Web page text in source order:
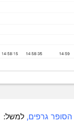
הסופר גרפים, למשל: 1 שניה, 10 שניות וכו'.